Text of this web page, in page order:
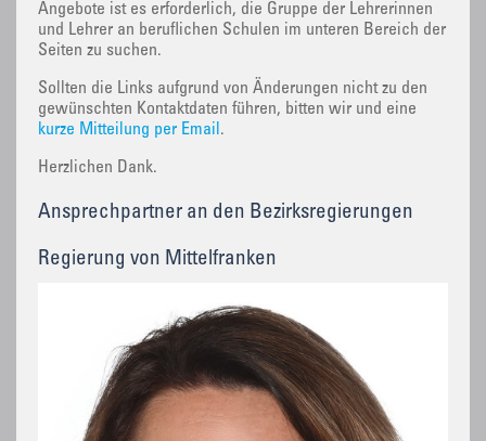
Angebote ist es erforderlich, die Gruppe der Lehrerinnen
und Lehrer an beruflichen Schulen im unteren Bereich der
Seiten zu suchen.
Sollten die Links aufgrund von Änderungen nicht zu den
gewünschten Kontaktdaten führen, bitten wir und eine
kurze Mitteilung per Email.
Herzlichen Dank.
Ansprechpartner an den Bezirksregierungen
Regierung von Mittelfranken